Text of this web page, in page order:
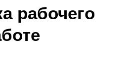
рабочего